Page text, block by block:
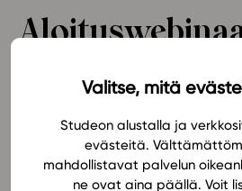
Valitse, mitä
Studeon alustalla ja
evästeitä.
mahdollistavat palvelun
ne ovat aina päällä. Voit
Ominaisuudet
Tapahtumakalenteri
Suosittelut
Ohjekeskus
Ohjevideot
opettajille
Uusi lukuvuosi on tuonut
opettajia Studeon
jälleen tukea aloittelevia ja